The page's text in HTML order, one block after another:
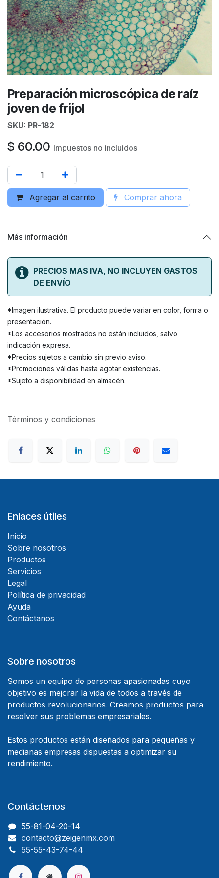
Preparación microscópica de raíz
joven de frijol
SKU: PR-182
$ 60.00 Impuestos no incluidos
Agregar al carrito Comprar ahora
Más información
PRECIOS MAS IVA, NO INCLUYEN GASTOS
DE ENVÍO
*Imagen ilustrativa. El producto puede variar en color, forma o
presentación.
*Los accesorios mostrados no están incluidos, salvo
indicación expresa.
*Precios sujetos a cambio sin previo aviso.
*Promociones válidas hasta agotar existencias.
*Sujeto a disponibilidad en almacén.
Términos y condiciones
Enlaces útiles
Inicio
Sobre nosotros
Productos
Servicios
Legal
Política de privacidad
Ayuda
Contáctanos
Sobre nosotros
Somos un equipo de personas apasionadas cuyo
objetivo es mejorar la vida de todos a través de
productos revolucionarios. Creamos productos para
resolver sus problemas empresariales.
Estos productos están diseñados para pequeñas y
medianas empresas dispuestas a optimizar su
rendimiento.
Contáctenos
55-81-04-20-14
contacto@zeigenmx.com
55-55-43-74-44